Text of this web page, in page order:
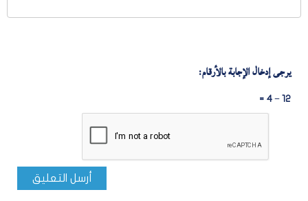
يرجى إدخال الإجابة بالأرقام:
12 − 4 =
أرسل التعليق